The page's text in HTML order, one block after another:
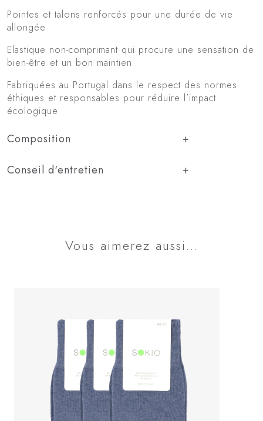
Pointes et talons renforcés pour une durée de vie
allongée
Elastique non-comprimant qui procure une sensation de
bien-être et un bon maintien
Fabriquées au Portugal dans le respect des normes
éthiques et responsables pour réduire l’impact
écologique
Composition
Conseil d'entretien
Vous aimerez aussi...